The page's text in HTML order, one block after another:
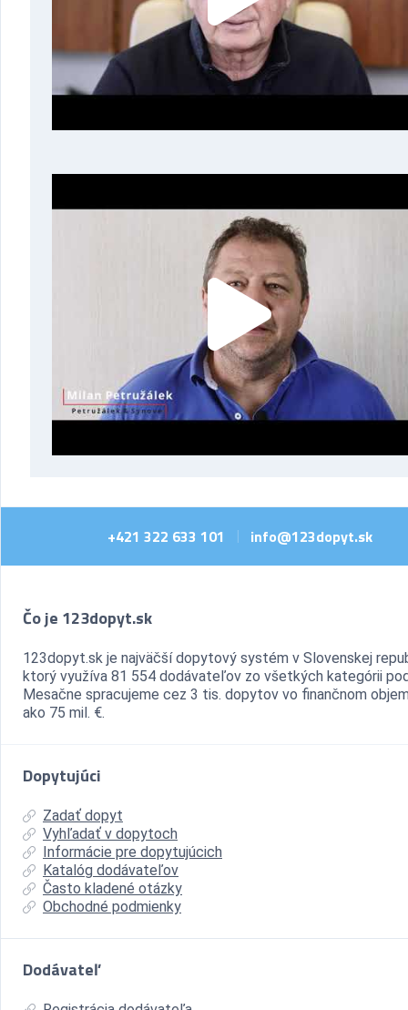
+421 322 633 101 info@123dopyt.sk
Čo je 123dopyt.sk
123dopyt.sk je najväčší dopytový systém v Slovenskej
ktorý využíva 81 554 dodávateľov zo všetkých kategórii
Mesačne spracujeme cez 3 tis. dopytov vo finančnom
ako 75 mil. €.
Dopytujúci
Zadať dopyt
Vyhľadať v dopytoch
Informácie pre dopytujúcich
Katalóg dodávateľov
Často kladené otázky
Obchodné podmienky
Dodávateľ